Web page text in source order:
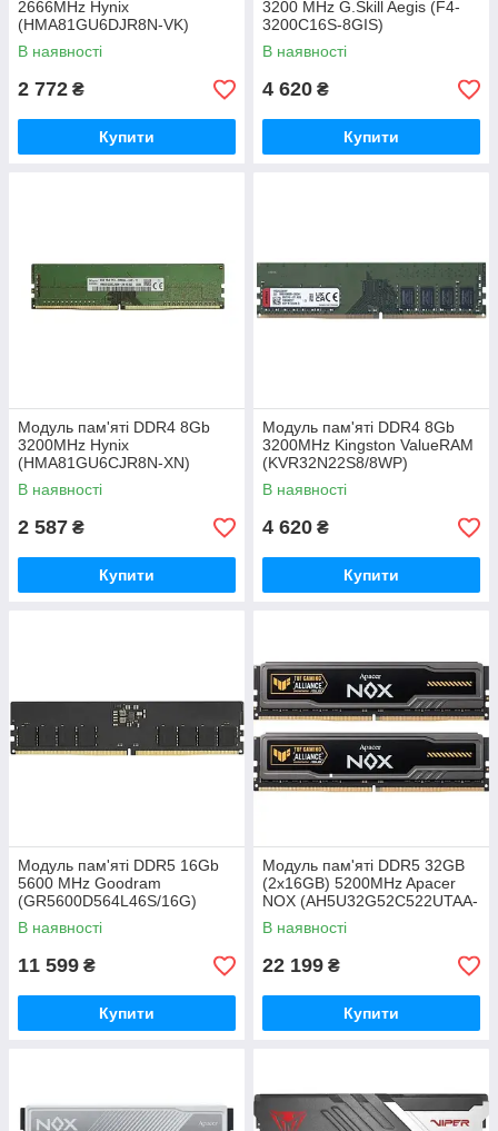
2666MHz Hynix
(HMA81GU6DJR8N-VK)
В наявності
2 772 ₴
Купити
3200 MHz G.Skill Aegis (F4-
3200C16S-8GIS)
В наявності
4 620 ₴
Купити
Модуль пам'яті DDR4 8Gb
3200MHz Hynix
(HMA81GU6CJR8N-XN)
В наявності
2 587 ₴
Купити
Модуль пам'яті DDR4 8Gb
3200MHz Kingston ValueRAM
(KVR32N22S8/8WP)
В наявності
4 620 ₴
Купити
Модуль пам'яті DDR5 16Gb
5600 MHz Goodram
(GR5600D564L46S/16G)
В наявності
11 599 ₴
Купити
Модуль пам'яті DDR5 32GB
(2x16GB) 5200MHz Apacer
NOX (AH5U32G52C522UTAA-
2)
В наявності
22 199 ₴
Купити